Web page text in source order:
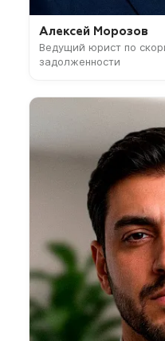
Алексей Морозов
Ведущий юрист по
задолженности